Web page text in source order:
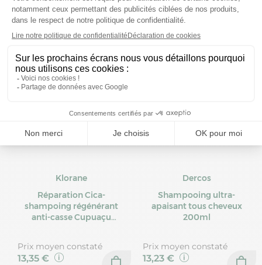
13,05 € 10,26 €
Klorane
Réparation Cica-
shampoing régénérant
anti-casse Cupuaçu
Prix moyen constaté
13,35 €
Dercos
Shampooing ultra-
apaisant tous cheveux
200ml
Prix moyen constaté
13,23 €